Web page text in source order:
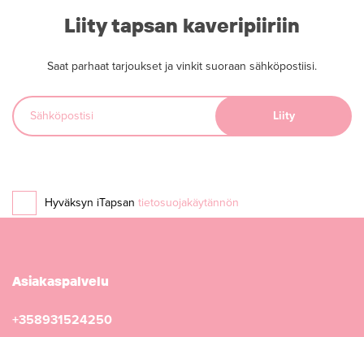
Liity tapsan kaveripiiriin
Saat parhaat tarjoukset ja vinkit suoraan sähköpostiisi.
Hyväksyn iTapsan tietosuojakäytännön
Asiakaspalvelu
+358931524250